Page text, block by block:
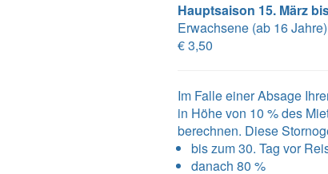
Hauptsaison 15. März
Erwachsene (ab 16 Jahre)
€ 3,50
Im Falle einer Absage
in Höhe von 10 % des
berechnen. Diese
bis zum 30. Tag vor
danach 80 %